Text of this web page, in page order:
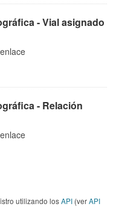
- Vial asignado
- Relación
utilizando losAPI (verAPI